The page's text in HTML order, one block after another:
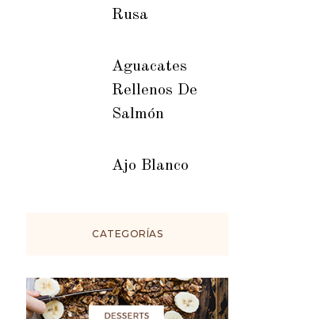
Rusa
Aguacates
Rellenos De
Salmón
Ajo Blanco
CATEGORÍAS